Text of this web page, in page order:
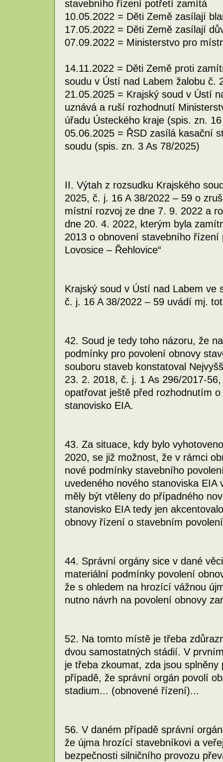
stavebního řízení potřetí zamítá
10.05.2022 = Děti Země zasílají
17.05.2022 = Děti Země zasílají
07.09.2022 = Ministerstvo pro
14.11.2022 = Děti Země proti
soudu v Ústí nad Labem žalobu č.
21.05.2025 = Krajský soud v Ústí
uznává a ruší rozhodnutí
úřadu Ústeckého kraje (spis. zn.
05.06.2025 = ŘSD zasílá kasační
soudu (spis. zn. 3 As 78/2025)
II. Výtah z rozsudku Krajského
2025, č. j. 16 A 38/2022 – 59 o
místní rozvoj ze dne 7. 9. 2022 a
dne 20. 4. 2022, kterým byla
2013 o obnovení stavebního řízení
Lovosice – Řehlovice“
Krajský soud v Ústí nad Labem ve
č. j. 16 A 38/2022 – 59 uvádí mj.
42. Soud je tedy toho názoru, že
podmínky pro povolení obnovy
souboru staveb konstatoval
23. 2. 2018, č. j. 1 As 296/2017-
opatřovat ještě před rozhodnutím
stanovisko EIA.
43. Za situace, kdy bylo
2020, se již možnost, že v rámci
nové podmínky stavebního
uvedeného nového stanoviska
měly být vtěleny do případného
stanovisko EIA tedy jen
obnovy řízení o stavebním
44. Správní orgány sice v dané
materiální podmínky povolení
že s ohledem na hrozící vážnou
nutno návrh na povolení obnovy
52. Na tomto místě je třeba
dvou samostatných stádií. V
je třeba zkoumat, zda jsou
případě, že správní orgán povolí
stadium... (obnovené řízení)...
56. V daném případě správní
že újma hrozící stavebníkovi a
bezpečnosti silničního provozu